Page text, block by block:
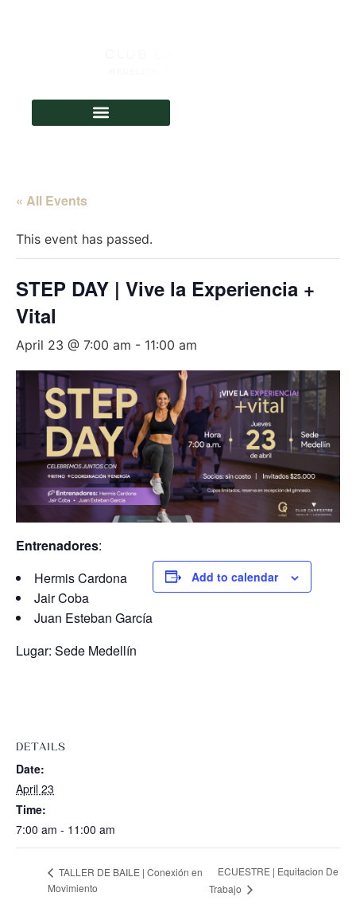
« All Events
This event has passed.
STEP DAY | Vive la Experiencia +
Vital
April 23 @ 7:00 am - 11:00 am
Entrenadores:
Hermis Cardona
Jair Coba
Juan Esteban García
Lugar: Sede Medellín
Add to calendar
DETAILS
Date:
April 23
Time:
7:00 am - 11:00 am
TALLER DE BAILE | Conexión en
Movimiento
ECUESTRE | Equitacion De
Trabajo